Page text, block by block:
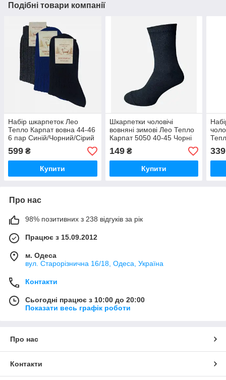
Подібні товари компанії
Набір шкарпеток Лео
Тепло Карпат вовна 44-46
6 пар Синій/Чорний/Сірий
599 ₴
Купити
Шкарпетки чоловічі
вовняні зимові Лео Тепло
Карпат 5050 40-45 Чорні
149₴
Купити
3
339
Про нас
98% позитивних з 238 відгуків за рік
Працює з 15.09.2012
м. Одеса
вул. Старорізнична 16/18, Одеса, Україна
Контакти
Сьогодні працює з 10:00 до 20:00
Показати весь графік роботи
Про нас
Контакти